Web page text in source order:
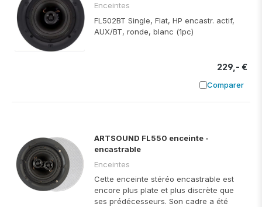
Enceintes
FL502BT Single, Flat, HP encastr. actif,
AUX/BT, ronde, blanc (1pc)
229,- €
Comparer
Ajouter à
ARTSOUND FL550 enceinte -
encastrable
Enceintes
Cette enceinte stéréo encastrable est
encore plus plate et plus discrète que
ses prédécesseurs. Son cadre a été